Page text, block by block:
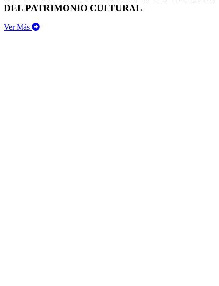
DEL PATRIMONIO CULTURAL
Ver Más